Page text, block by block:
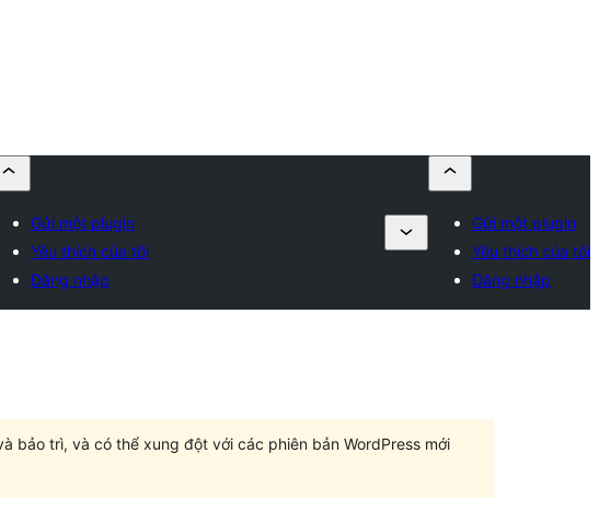
Gửi một plugin
Yêu thích của tôi
Đăng nhập
Gửi một plugin
Yêu thích của tôi
Đăng nhập
bảo trì, và có thể xung đột với các phiên bản WordPress mới